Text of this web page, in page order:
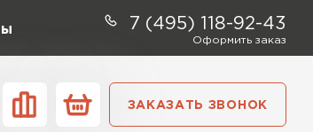
7 (495) 118-92-43
Оформить заказ
ЗАКАЗАТЬ ЗВОНОК
Контакты